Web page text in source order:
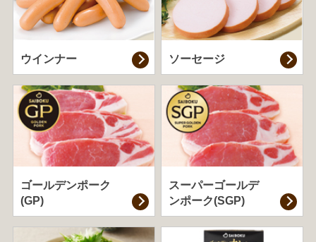
ウインナー ソーセージ
ゴールデンポーク
(GP)
スーパーゴールデ
ンポーク(SGP)